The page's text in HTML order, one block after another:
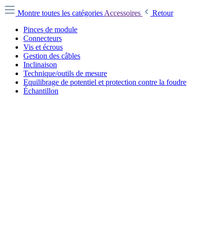
Montre toutes les catégories Accessoires
Retour
Pinces de module
Connecteurs
Vis et écrous
Gestion des câbles
Inclinaison
Technique/outils de mesure
Equilibrage de potentiel et protection contre la foudre
Échantillon